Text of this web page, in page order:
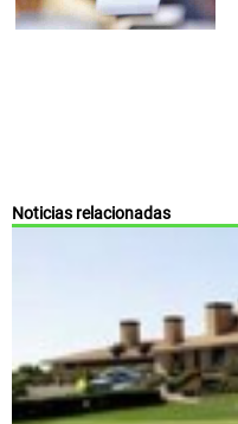
Noticias relacionadas